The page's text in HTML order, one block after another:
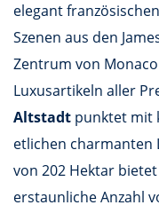
elegant
Szenen aus den
Zentrum von
Luxusartikeln aller
Altstadt punktet mit
etlichen charmanten
von 202 Hektar
erstaunliche Anzahl